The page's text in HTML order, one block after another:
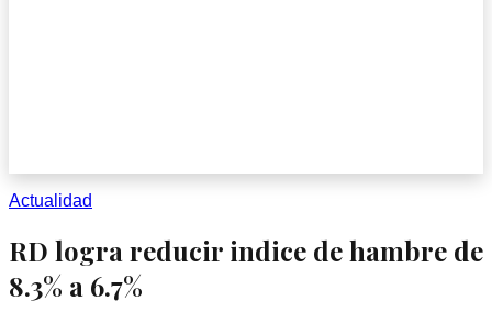
Actualidad
RD logra reducir indice de hambre de
8.3% a 6.7%